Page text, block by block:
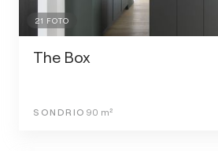
21 FOTO
The Box
SONDRIO 90 m²